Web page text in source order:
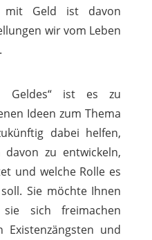
mit Geld ist davon
wir vom Leben
Geldes“ ist es zu
Ideen zum Thema
dabei helfen,
zu entwickeln,
und welche Rolle es
Sie möchte Ihnen
sich freimachen
Existenzängsten und